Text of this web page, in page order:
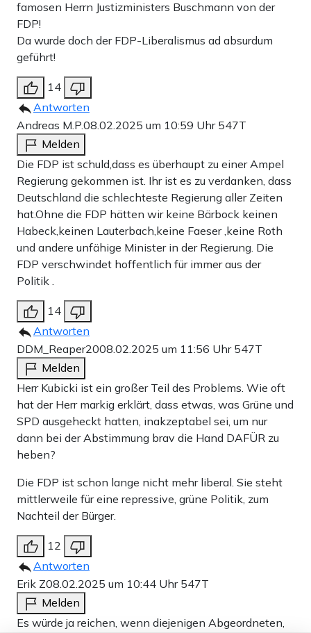
famosen Herrn Justizministers Buschmann von der
FDP!
Da wurde doch der FDP-Liberalismus ad absurdum
geführt!
14
Antworten
Andreas M.P.08.02.2025 um 10:59 Uhr 547T
Melden
Die FDP ist schuld,dass es überhaupt zu einer Ampel
Regierung gekommen ist. Ihr ist es zu verdanken, dass
Deutschland die schlechteste Regierung aller Zeiten
hat.Ohne die FDP hätten wir keine Bärbock keinen
Habeck,keinen Lauterbach,keine Faeser ,keine Roth
und andere unfähige Minister in der Regierung. Die
FDP verschwindet hoffentlich für immer aus der
Politik .
14
Antworten
DDM_Reaper2008.02.2025 um 11:56 Uhr 547T
Melden
Herr Kubicki ist ein großer Teil des Problems. Wie oft
hat der Herr markig erklärt, dass etwas, was Grüne und
SPD ausgeheckt hatten, inakzeptabel sei, um nur
dann bei der Abstimmung brav die Hand DAFÜR zu
heben?
Die FDP ist schon lange nicht mehr liberal. Sie steht
mittlerweile für eine repressive, grüne Politik, zum
Nachteil der Bürger.
12
Antworten
Erik Z08.02.2025 um 10:44 Uhr 547T
Melden
Es würde ja reichen, wenn diejenigen Abgeordneten,